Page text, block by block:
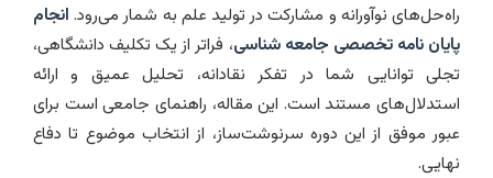
راه‌حل‌های نوآورانه و مشارکت در تولید علم به شمار می‌رود. انجام
پایان نامه تخصصی جامعه شناسی، فراتر از یک تکلیف دانشگاهی،
تجلی توانایی شما در تفکر نقادانه، تحلیل عمیق و ارائه
استدلال‌های مستند است. این مقاله، راهنمای جامعی است برای
عبور موفق از این دوره سرنوشت‌ساز، از انتخاب موضوع تا دفاع
نهایی.